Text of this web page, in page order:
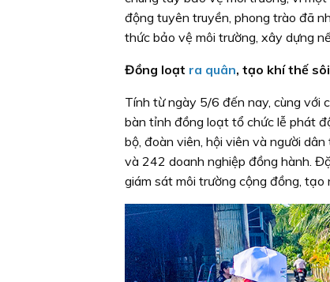
động tuyên truyền, phong trào đã
thức bảo vệ môi trường, xây dựng
Đồng loạt ra quân, tạo khí thế
Tính từ ngày 5/6 đến nay, cùng với
bàn tỉnh đồng loạt tổ chức lễ phát
bộ, đoàn viên, hội viên và người
và 242 doanh nghiệp đồng hành.
giám sát môi trường cộng đồng,